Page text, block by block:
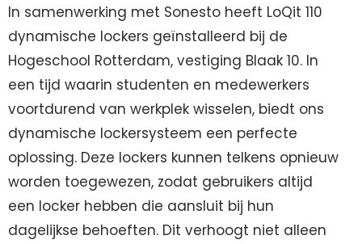
In samenwerking met Sonesto heeft LoQit 110
dynamische lockers geïnstalleerd bij de
Hogeschool Rotterdam, vestiging Blaak 10. In
een tijd waarin studenten en medewerkers
voortdurend van werkplek wisselen, biedt ons
dynamische lockersysteem een perfecte
oplossing. Deze lockers kunnen telkens opnieuw
worden toegewezen, zodat gebruikers altijd
een locker hebben die aansluit bij hun
dagelijkse behoeften. Dit verhoogt niet alleen